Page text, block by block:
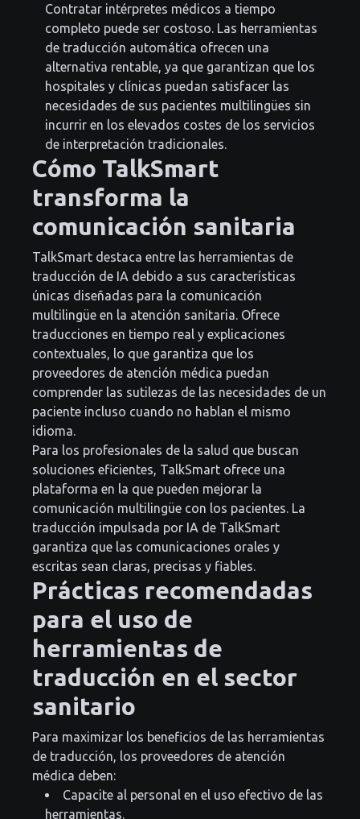
Contratar intérpretes médicos a tiempo
completo puede ser costoso. Las herramientas
de traducción automática ofrecen una
alternativa rentable, ya que garantizan que los
hospitales y clínicas puedan satisfacer las
necesidades de sus pacientes multilingües sin
incurrir en los elevados costes de los servicios
de interpretación tradicionales.
Cómo TalkSmart
transforma la
comunicación sanitaria
TalkSmart destaca entre las herramientas de
traducción de IA debido a sus características
únicas diseñadas para la comunicación
multilingüe en la atención sanitaria. Ofrece
traducciones en tiempo real y explicaciones
contextuales, lo que garantiza que los
proveedores de atención médica puedan
comprender las sutilezas de las necesidades de un
paciente incluso cuando no hablan el mismo
idioma.
Para los profesionales de la salud que buscan
soluciones eficientes, TalkSmart ofrece una
plataforma en la que pueden mejorar la
comunicación multilingüe con los pacientes. La
traducción impulsada por IA de TalkSmart
garantiza que las comunicaciones orales y
escritas sean claras, precisas y fiables.
Prácticas recomendadas
para el uso de
herramientas de
traducción en el sector
sanitario
Para maximizar los beneficios de las herramientas
de traducción, los proveedores de atención
médica deben:
Capacite al personal en el uso efectivo de las
herramientas.